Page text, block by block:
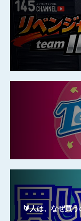
🔰人は、なぜ買う